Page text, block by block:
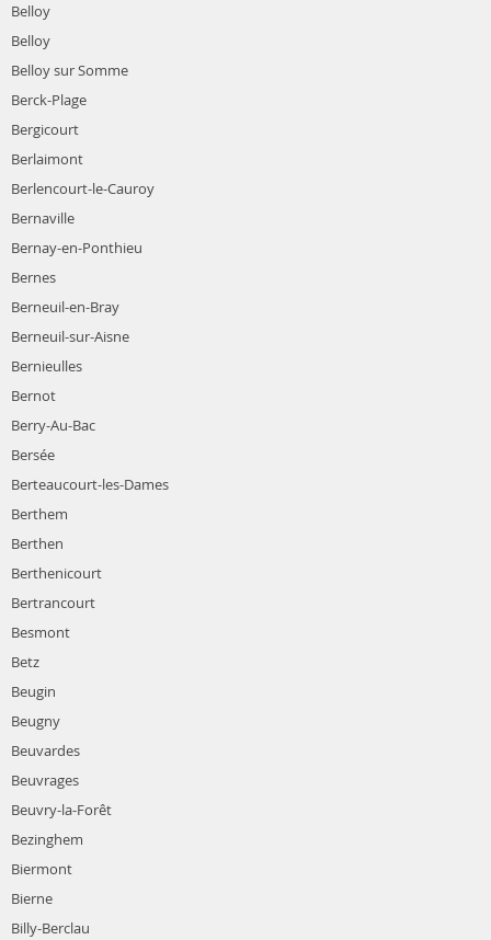
Belloy
Belloy
Belloy sur Somme
Berck-Plage
Bergicourt
Berlaimont
Berlencourt-le-Cauroy
Bernaville
Bernay-en-Ponthieu
Bernes
Berneuil-en-Bray
Berneuil-sur-Aisne
Bernieulles
Bernot
Berry-Au-Bac
Bersée
Berteaucourt-les-Dames
Berthem
Berthen
Berthenicourt
Bertrancourt
Besmont
Betz
Beugin
Beugny
Beuvardes
Beuvrages
Beuvry-la-Forêt
Bezinghem
Biermont
Bierne
Billy-Berclau